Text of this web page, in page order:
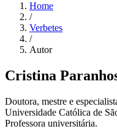
Home
/
Verbetes
/
Autor
Cristina
Doutora, mestre e
Universidade Católica de
Professora universitária.